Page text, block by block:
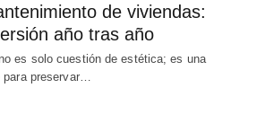
de viviendas:
año tras año
es solo cuestión de estética; es una
preservar…